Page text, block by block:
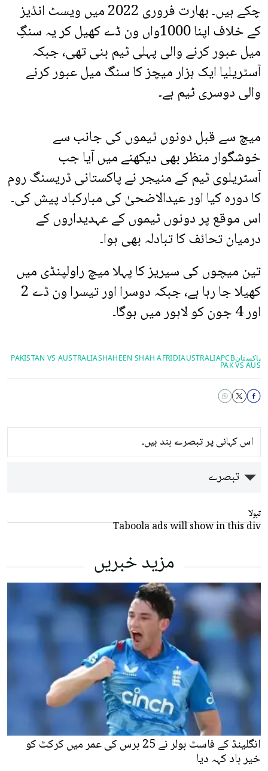
چکے ہیں۔ بھارت فروری 2022 میں ویسٹ انڈیز
کے خلاف اپنا 1000واں ون ڈے کھیل کر یہ سنگِ
میل عبور کرنے والی پہلی ٹیم بنی تھی، جبکہ
آسٹریلیا ایک ہزار میچز کا سنگ میل عبور کرنے
والی دوسری ٹیم ہے۔
میچ سے قبل دونوں ٹیموں کی جانب سے
خوشگوار منظر بھی دیکھنے میں آیا جب
آسٹریلوی ٹیم کے منیجر نے پاکستانی ڈریسنگ روم
کا دورہ کیا اور عیدالاضحیٰ کی مبارکباد پیش کی۔
اس موقع پر دونوں ٹیموں کے عہدیداروں کے
درمیان تحائف کا تبادلہ بھی ہوا۔
تین میچوں کی سیریز کا پہلا میچ راولپنڈی میں
کھیلا جا رہا ہے، جبکہ دوسرا اور تیسرا ون ڈے 2
اور 4 جون کو لاہور میں ہوگا۔
پاکستانPCB
AUSTRALIA
SHAHEEN SHAH AFRIDI
PAKISTAN VS AUSTRALIA
PAK VS AUS
اس کہانی پر تبصرے بند ہیں۔
تبصرے
تبولا
Taboola ads will show in this div
مزید خبریں
انگلینڈ کے فاسٹ بولر نے 25 برس کی عمر میں کرکٹ کو
خیر باد کہہ دیا